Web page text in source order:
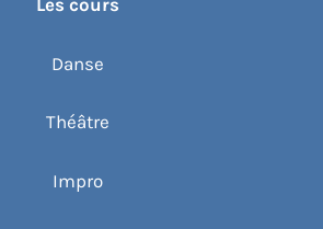
Les cours
Danse
Théâtre
Impro